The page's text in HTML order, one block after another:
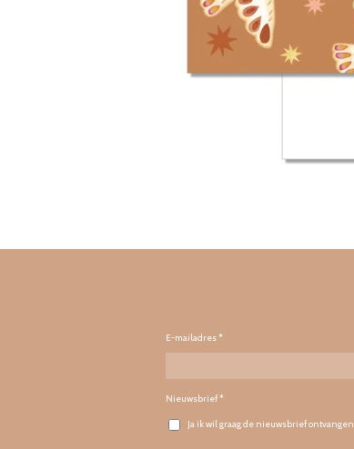
E-mailadres *
Nieuwsbrief *
Ja ik wil graag de nieuwsbrief ontvangen